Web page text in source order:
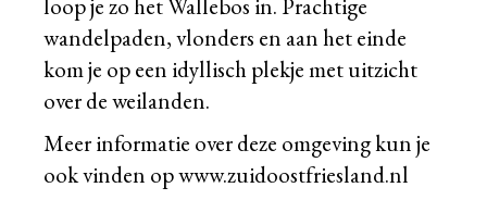
wandelpaden, vlonders en aan het einde
kom je op een idyllisch plekje met uitzicht
over de weilanden.
Meer informatie over deze omgeving kun je
ook vinden opwww.zuidoostfriesland.nl